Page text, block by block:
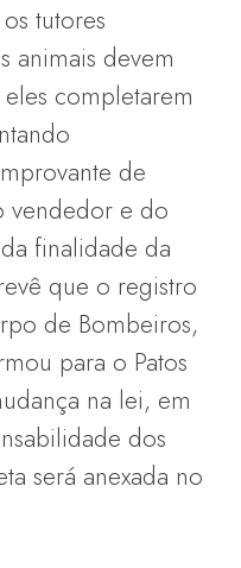
tutores
animais devem
completarem
de
vendedor e do
finalidade da
que o registro
de Bombeiros,
para o Patos
na lei, em
dos
será anexada no